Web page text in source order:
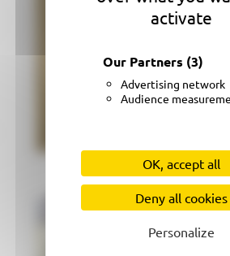
activate
Our Partners (3)
Advertising network
Audience
OK, accept all
Deny all cookies
Personalize